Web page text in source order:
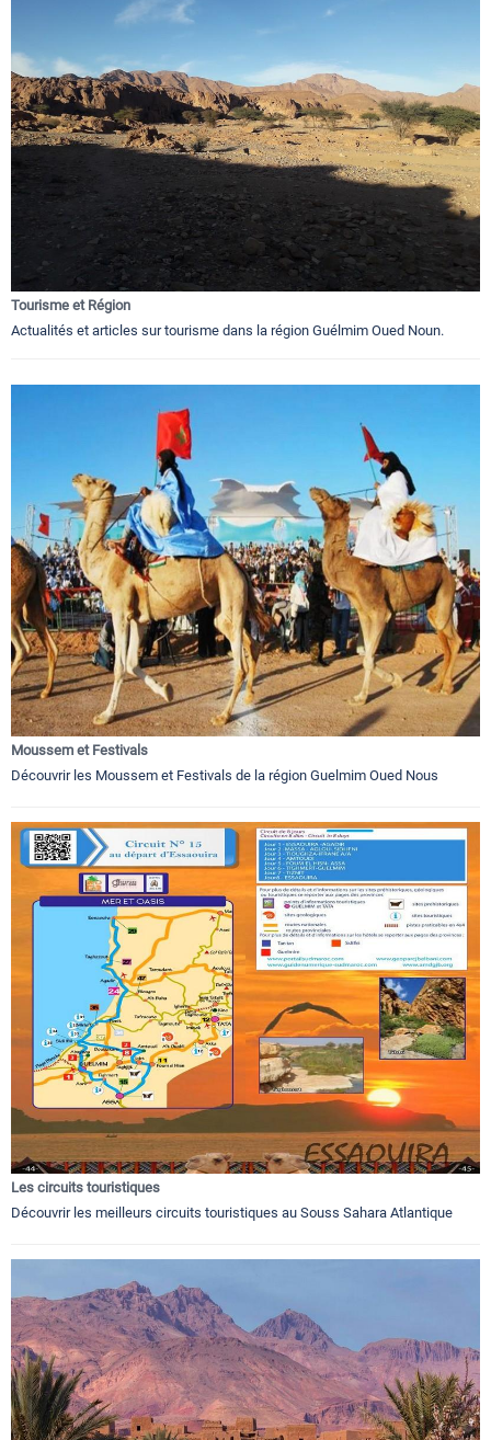
Tourisme et Région
Actualités et articles sur tourisme dans la région Guélmim Oued Noun.
Moussem et Festivals
Découvrir les Moussem et Festivals de la région Guelmim Oued Nous
Les circuits touristiques
Découvrir les meilleurs circuits touristiques au Souss Sahara Atlantique